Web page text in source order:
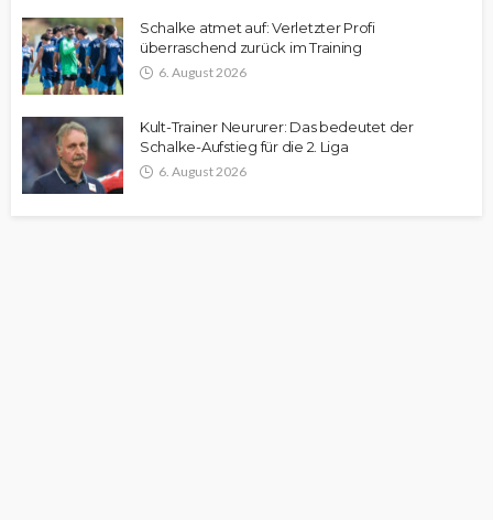
Schalke atmet auf: Verletzter Profi
überraschend zurück im Training
6. August 2026
Kult-Trainer Neururer: Das bedeutet der
Schalke-Aufstieg für die 2. Liga
6. August 2026